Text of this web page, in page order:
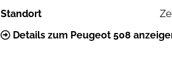
Standort
Details zum Peugeot 508